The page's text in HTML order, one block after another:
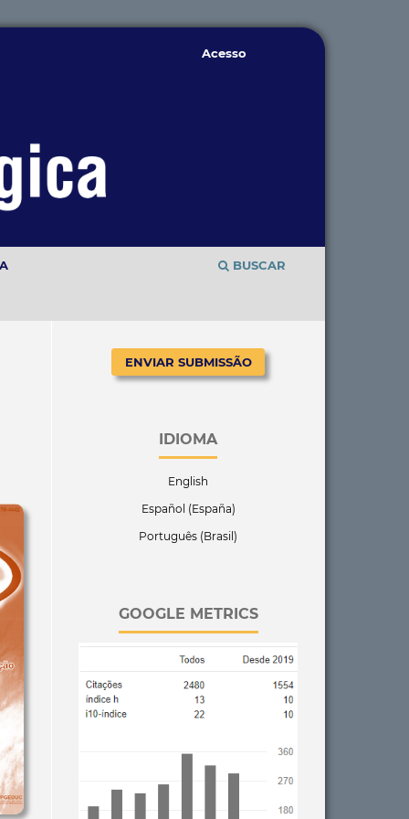
BUSCAR
Acesso
ENVIAR SUBMISSÃO
IDIOMA
English
Español (España)
Português (Brasil)
GOOGLE METRICS